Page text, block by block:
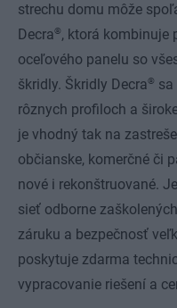
strechu domu môže
Decra®, ktorá kombinuje
oceľového panelu so
škridly. Škridly Decra®
rôznych profiloch a
je vhodný tak na
občianske, komerčné či
nové i rekonštruované.
sieť odborne
záruku a bezpečnosť
poskytuje zdarma
vypracovanie riešení a